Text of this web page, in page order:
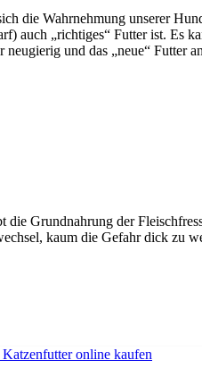
die Wahrnehmung unserer
auch „richtiges“ Futter ist. Es
und das „neue“ Futter
Grundnahrung der
kaum die Gefahr dick zu